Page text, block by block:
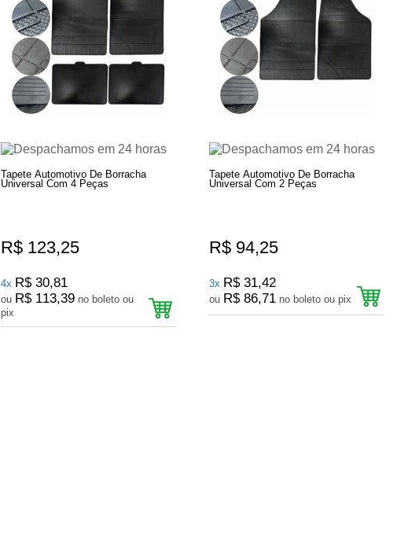
Tapete Automotivo De Borracha
Universal Com 4 Peças
R$ 123,25
4x R$ 30,81
ou R$ 113,39 no boleto ou
pix
Tapete Automotivo De Borracha
Universal Com 2 Peças
R$ 94,25
3x R$ 31,42
ou R$ 86,71 no boleto ou pix